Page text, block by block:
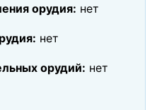
орудия: нет
нет
орудий: нет